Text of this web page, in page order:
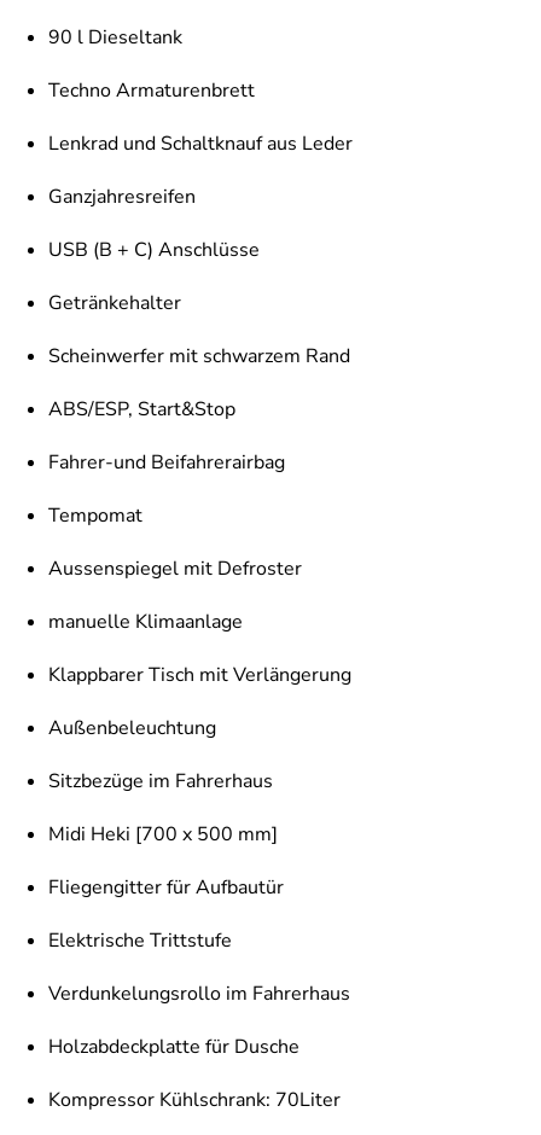
90 l Dieseltank
Techno Armaturenbrett
Lenkrad und Schaltknauf aus Leder
Ganzjahresreifen
USB (B + C) Anschlüsse
Getränkehalter
Scheinwerfer mit schwarzem Rand
ABS/ESP, Start&Stop
Fahrer-und Beifahrerairbag
Tempomat
Aussenspiegel mit Defroster
manuelle Klimaanlage
Klappbarer Tisch mit Verlängerung
Außenbeleuchtung
Sitzbezüge im Fahrerhaus
Midi Heki [700 x 500 mm]
Fliegengitter für Aufbautür
Elektrische Trittstufe
Verdunkelungsrollo im Fahrerhaus
Holzabdeckplatte für Dusche
Kompressor Kühlschrank: 70Liter